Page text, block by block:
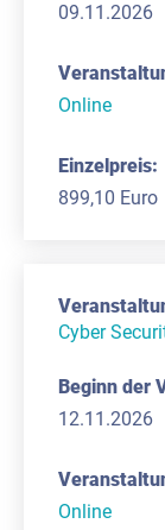
09.11.2026
Online
899,10 Euro
Cyber
12.11.2026
Online